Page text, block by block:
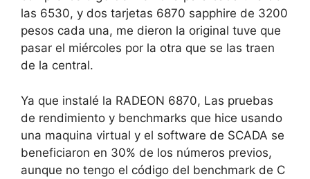
las 6530, y dos tarjetas 6870 sapphire de 3200
pesos cada una, me dieron la original tuve que
pasar el miércoles por la otra que se las traen
de la central.
Ya que instalé la RADEON 6870, Las pruebas
de rendimiento y benchmarks que hice usando
una maquina virtual y el software de SCADA se
beneficiaron en 30% de los números previos,
aunque no tengo el código del benchmark de C